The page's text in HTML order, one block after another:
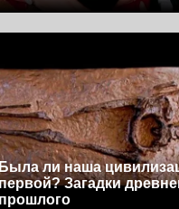
Была ли наша
Загадки
прошлого